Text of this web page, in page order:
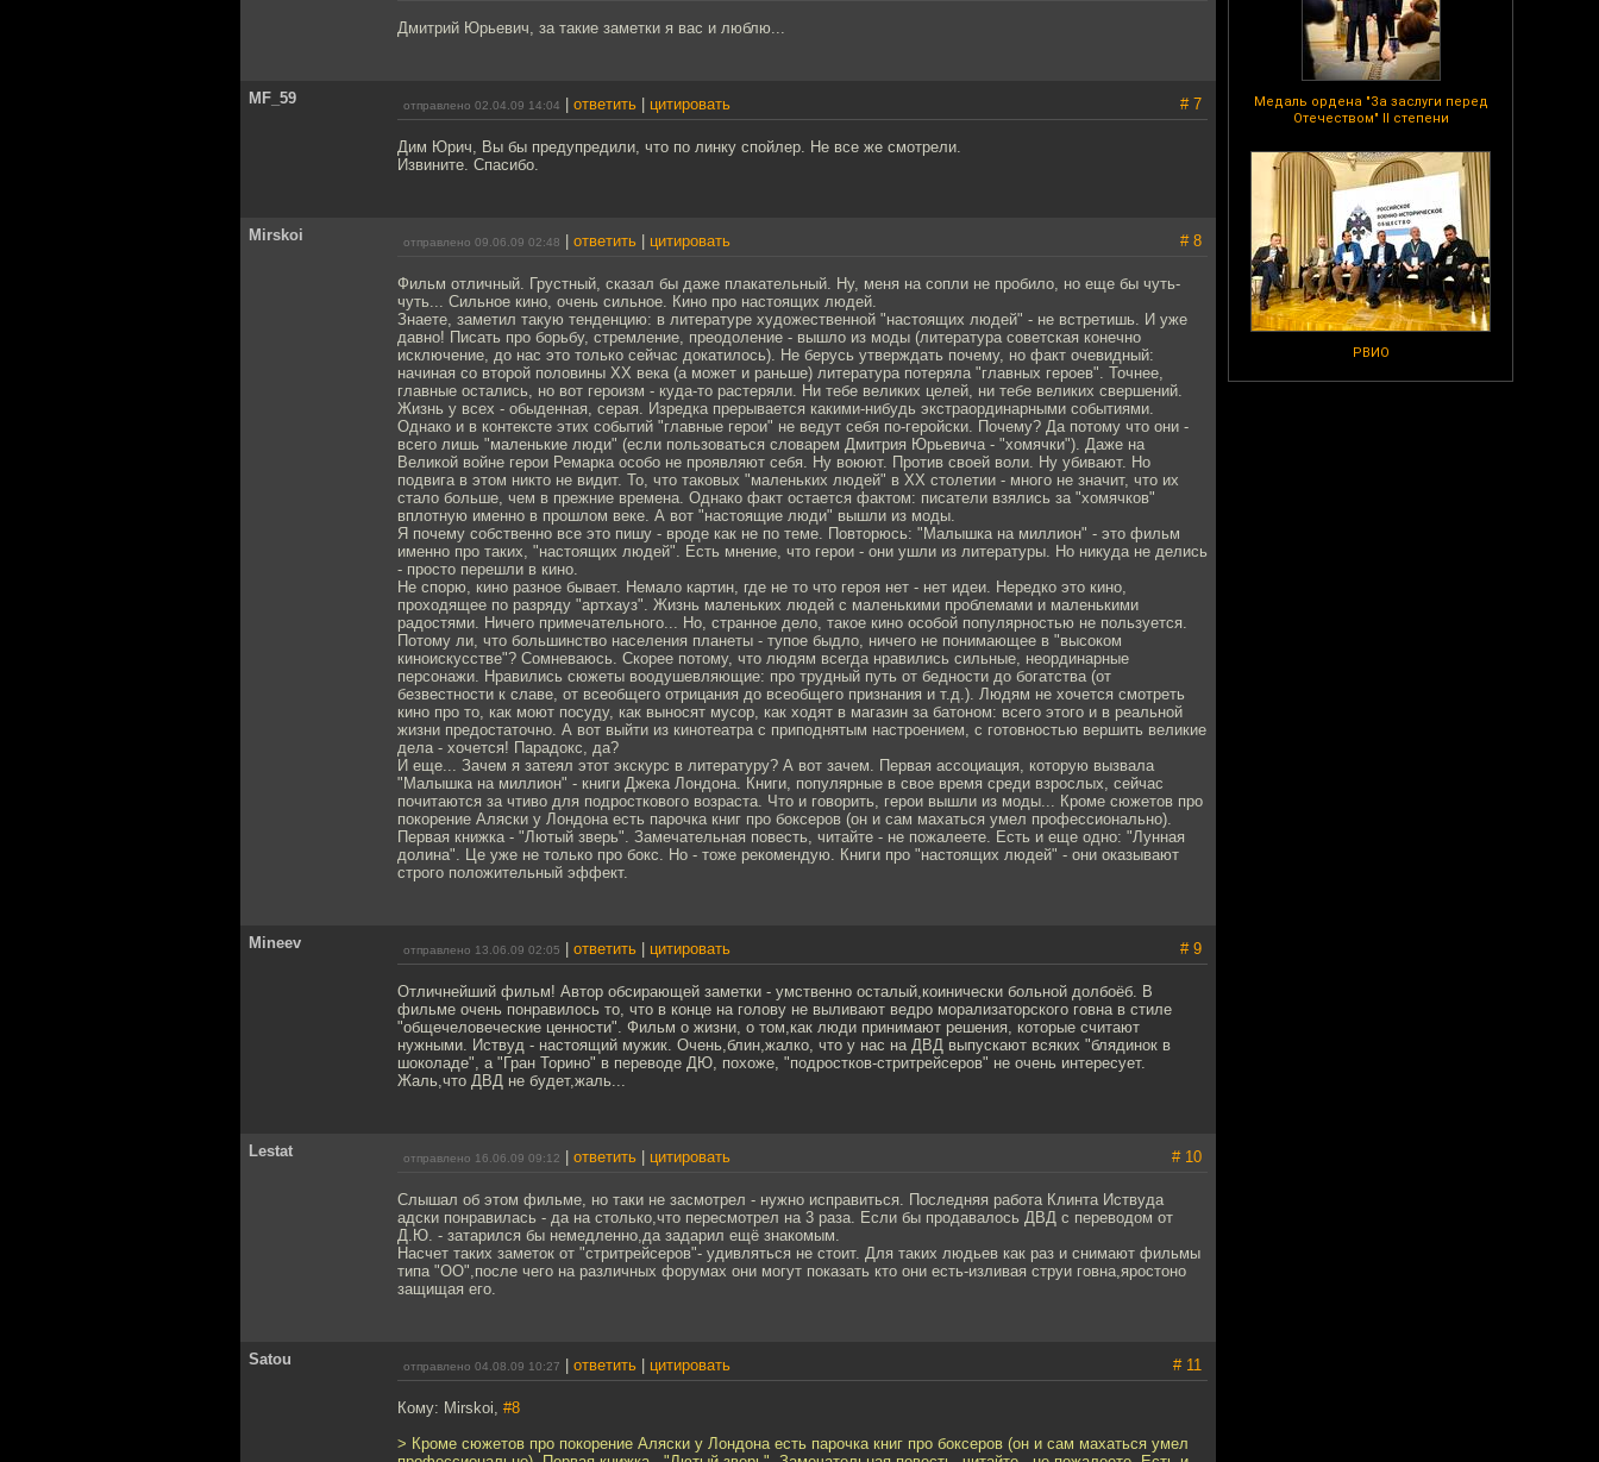
Медаль ордена "За заслуги перед
Отечеством" II степени
РВИО
Дмитрий Юрьевич, за такие заметки я вас и люблю...
MF_59 отправлено 02.04.09 14:04 ответить цитировать # 7
Дим Юрич, Вы бы предупредили, что по линку спойлер. Не все же смотрели.
Извините. Спасибо.
Mirskoi отправлено 09.06.09 02:48 ответить цитировать # 8
Фильм отличный. Грустный, сказал бы даже плакательный. Ну, меня на сопли не пробило, но еще бы чуть-
чуть... Сильное кино, очень сильное. Кино про настоящих людей.
Знаете, заметил такую тенденцию: в литературе художественной "настоящих людей" - не встретишь. И уже
давно! Писать про борьбу, стремление, преодоление - вышло из моды (литература советская конечно
исключение, до нас это только сейчас докатилось). Не берусь утверждать почему, но факт очевидный:
начиная со второй половины XX века (а может и раньше) литература потеряла "главных героев". Точнее,
главные остались, но вот героизм - куда-то растеряли. Ни тебе великих целей, ни тебе великих свершений.
Жизнь у всех - обыденная, серая. Изредка прерывается какими-нибудь экстраординарными событиями.
Однако и в контексте этих событий "главные герои" не ведут себя по-геройски. Почему? Да потому что они -
всего лишь "маленькие люди" (если пользоваться словарем Дмитрия Юрьевича - "хомячки"). Даже на
Великой войне герои Ремарка особо не проявляют себя. Ну воюют. Против своей воли. Ну убивают. Но
подвига в этом никто не видит. То, что таковых "маленьких людей" в XX столетии - много не значит, что их
стало больше, чем в прежние времена. Однако факт остается фактом: писатели взялись за "хомячков"
вплотную именно в прошлом веке. А вот "настоящие люди" вышли из моды.
Я почему собственно все это пишу - вроде как не по теме. Повторюсь: "Малышка на миллион" - это фильм
именно про таких, "настоящих людей". Есть мнение, что герои - они ушли из литературы. Но никуда не делись
- просто перешли в кино.
Не спорю, кино разное бывает. Немало картин, где не то что героя нет - нет идеи. Нередко это кино,
проходящее по разряду "артхауз". Жизнь маленьких людей с маленькими проблемами и маленькими
радостями. Ничего примечательного... Но, странное дело, такое кино особой популярностью не пользуется.
Потому ли, что большинство населения планеты - тупое быдло, ничего не понимающее в "высоком
киноискусстве"? Сомневаюсь. Скорее потому, что людям всегда нравились сильные, неординарные
персонажи. Нравились сюжеты воодушевляющие: про трудный путь от бедности до богатства (от
безвестности к славе, от всеобщего отрицания до всеобщего признания и т.д.). Людям не хочется смотреть
кино про то, как моют посуду, как выносят мусор, как ходят в магазин за батоном: всего этого и в реальной
жизни предостаточно. А вот выйти из кинотеатра с приподнятым настроением, с готовностью вершить великие
дела - хочется! Парадокс, да?
И еще... Зачем я затеял этот экскурс в литературу? А вот зачем. Первая ассоциация, которую вызвала
"Малышка на миллион" - книги Джека Лондона. Книги, популярные в свое время среди взрослых, сейчас
почитаются за чтиво для подросткового возраста. Что и говорить, герои вышли из моды... Кроме сюжетов про
покорение Аляски у Лондона есть парочка книг про боксеров (он и сам махаться умел профессионально).
Первая книжка - "Лютый зверь". Замечательная повесть, читайте - не пожалеете. Есть и еще одно: "Лунная
долина". Це уже не только про бокс. Но - тоже рекомендую. Книги про "настоящих людей" - они оказывают
строго положительный эффект.
Mineev отправлено 13.06.09 02:05 ответить цитировать # 9
Отличнейший фильм! Автор обсирающей заметки - умственно осталый,коинически больной долбоёб. В
фильме очень понравилось то, что в конце на голову не выливают ведро морализаторского говна в стиле
"общечеловеческие ценности". Фильм о жизни, о том,как люди принимают решения, которые считают
нужными. Иствуд - настоящий мужик. Очень,блин,жалко, что у нас на ДВД выпускают всяких "блядинок в
шоколаде", а "Гран Торино" в переводе ДЮ, похоже, "подростков-стритрейсеров" не очень интересует.
Жаль,что ДВД не будет,жаль...
Lestat отправлено 16.06.09 09:12 ответить цитировать # 10
Слышал об этом фильме, но таки не засмотрел - нужно исправиться. Последняя работа Клинта Иствуда
адски понравилась - да на столько,что пересмотрел на 3 раза. Если бы продавалось ДВД с переводом от
Д.Ю. - затарился бы немедленно,да задарил ещё знакомым.
Насчет таких заметок от "стритрейсеров"- удивляться не стоит. Для таких людьев как раз и снимают фильмы
типа "ОО",после чего на различных форумах они могут показать кто они есть-изливая струи говна,яростоно
защищая его.
Satou отправлено 04.08.09 10:27 ответить цитировать # 11
Кому: Mirskoi, #8
> Кроме сюжетов про покорение Аляски у Лондона есть парочка книг про боксеров (он и сам махаться умел